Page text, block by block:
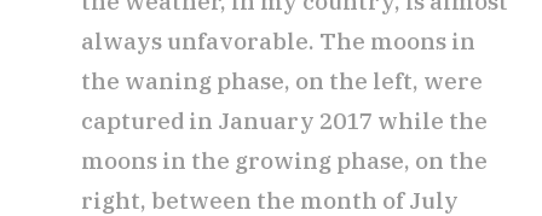
always unfavorable. The moons in
the waning phase, on the left, were
captured in January 2017 while the
moons in the growing phase, on the
right, between the month of July